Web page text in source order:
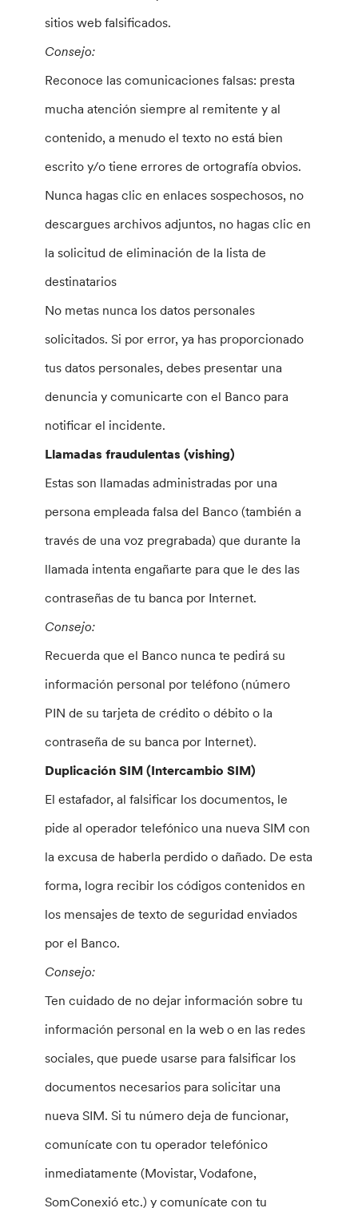
sitios web falsificados.
Consejo:
Reconoce las comunicaciones falsas: presta
mucha atención siempre al remitente y al
contenido, a menudo el texto no está bien
escrito y/o tiene errores de ortografía obvios.
Nunca hagas clic en enlaces sospechosos, no
descargues archivos adjuntos, no hagas clic en
la solicitud de eliminación de la lista de
destinatarios
No metas nunca los datos personales
solicitados. Si por error, ya has proporcionado
tus datos personales, debes presentar una
denuncia y comunicarte con el Banco para
notificar el incidente.
Llamadas fraudulentas (vishing)
Estas son llamadas administradas por una
persona empleada falsa del Banco (también a
través de una voz pregrabada) que durante la
llamada intenta engañarte para que le des las
contraseñas de tu banca por Internet.
Consejo:
Recuerda que el Banco nunca te pedirá su
información personal por teléfono (número
PIN de su tarjeta de crédito o débito o la
contraseña de su banca por Internet).
Duplicación SIM (Intercambio SIM)
El estafador, al falsificar los documentos, le
pide al operador telefónico una nueva SIM con
la excusa de haberla perdido o dañado. De esta
forma, logra recibir los códigos contenidos en
los mensajes de texto de seguridad enviados
por el Banco.
Consejo:
Ten cuidado de no dejar información sobre tu
información personal en la web o en las redes
sociales, que puede usarse para falsificar los
documentos necesarios para solicitar una
nueva SIM. Si tu número deja de funcionar,
comunícate con tu operador telefónico
inmediatamente (Movistar, Vodafone,
SomConexió etc.) y comunícate con tu